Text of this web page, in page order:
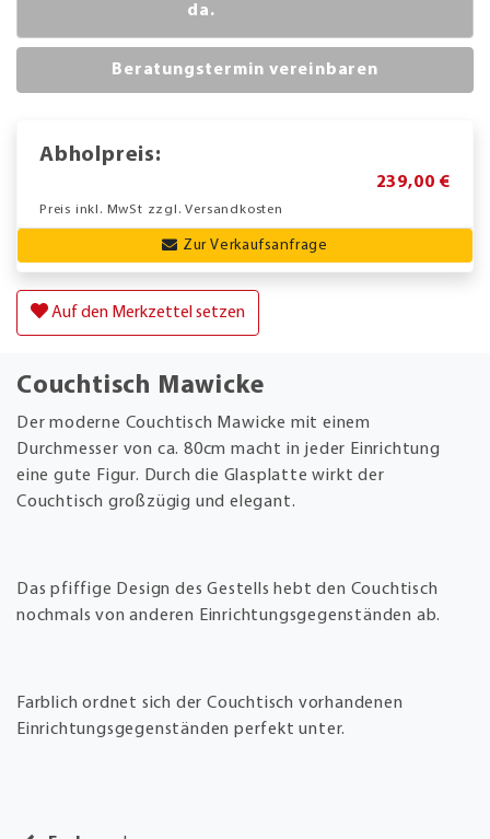
da.
Beratungstermin vereinbaren
Abholpreis:
239,00 €
Preis inkl. MwSt zzgl. Versandkosten
Zur Verkaufsanfrage
Auf den Merkzettel setzen
Couchtisch Mawicke
Der moderne Couchtisch Mawicke mit einem
Durchmesser von ca. 80cm macht in jeder Einrichtung
eine gute Figur. Durch die Glasplatte wirkt der
Couchtisch großzügig und elegant.
Das pfiffige Design des Gestells hebt den Couchtisch
nochmals von anderen Einrichtungsgegenständen ab.
Farblich ordnet sich der Couchtisch vorhandenen
Einrichtungsgegenständen perfekt unter.